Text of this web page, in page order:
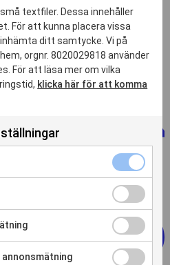
textfiler. Dessa innehåller
För att kunna placera vissa
ditt samtycke. Vi på
orgnr. 8020029818 använder
För att läsa mer om vilka
klicka här för att komma
Nödvändiga
cookies
kryssruta
Cookies
för
statistik
kryssruta
Cookies
för
kryssruta
Cookies